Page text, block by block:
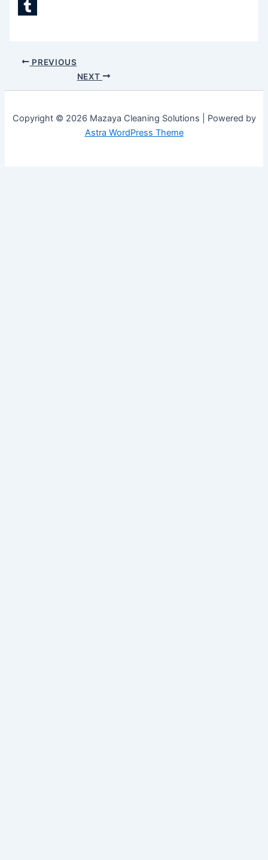
LinkedIn
PREVIOUS
NEXT
Copyright © 2026 Mazaya Cleaning Solutions | Powered by
Astra WordPress Theme